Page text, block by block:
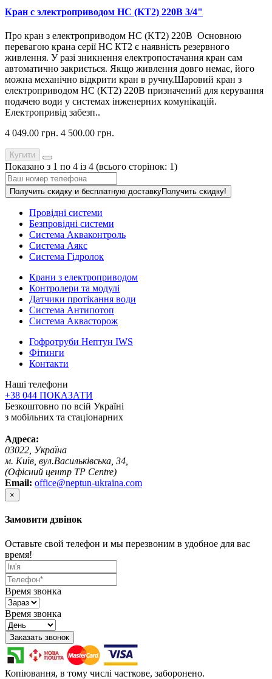
Кран с электроприводом HC (KT2) 220В 3/4"
Про кран з електроприводом HC (KT2) 220В Основною
перевагою крана серії НС КТ2 є наявність резервного
живлення. У разі зникнення електропостачання кран сам
автоматично закриється. Якщо живлення довго немає, його
можна механічно відкрити кран в ручну.Шаровий кран з
електроприводом HC (KT2) 220В призначений для керування
подачею води у системах інженерних комунікацій.
Електропривід забезп..
4 049.00 грн. 4 500.00 грн.
Купити
Показано з 1 по 4 із 4 (всього сторінок: 1)
Получить скидку и бесплатную доставкуПолучить скидку!
Провідні системи
Безпровідні системи
Система Акваконтроль
Система Аякс
Система Гідролок
Крани з електроприводом
Контролери та модулі
Датчики протікання води
Система Антипотоп
Система Аквасторож
Гофротруби Нептун IWS
Фітинги
Контакти
Наші телефони
+38 044 ПОКАЗАТИ
Безкоштовно по всій Україні
з мобільних та стаціонарних
Адреса:
03022, Україна
м. Київ, вул.Васильківська, 34,
(Офісний центр TP Centre)
Email: office@neptun-ukraina.com
×
Замовити дзвінок
Оставьте свой телефон и мы перезвоним в удобное для вас
время!
Время звонка
Время звонка
Заказать звонок
Копіювання, в тому числі часткове, заборонено.